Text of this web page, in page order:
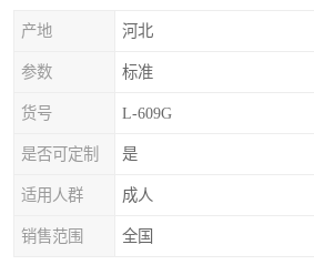
产地 河北
参数 标准
货号 L-609G
是否可定制 是
适用人群 成人
销售范围 全国